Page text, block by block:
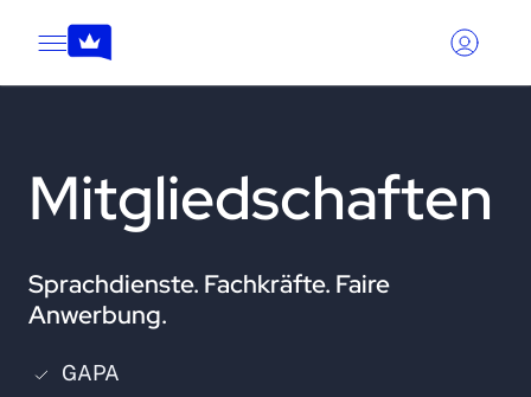
Mitgliedschaften
Sprachdienste. Fachkräfte. Faire
Anwerbung.
GAPA